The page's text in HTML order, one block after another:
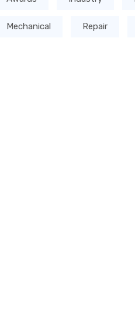
Mechanical Repair